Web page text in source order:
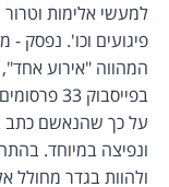
למעשי אלימות
פיגועים וכו'. נפסק
המהווה "אירוע
על כך שהנאשם כתב
ונפיצה במיוחד.
ולהוות בגדר מחולל